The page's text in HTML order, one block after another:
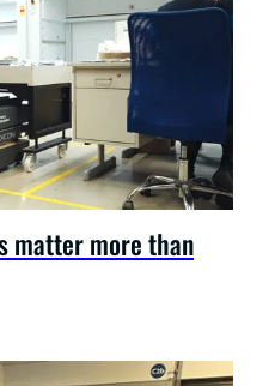
matter more than